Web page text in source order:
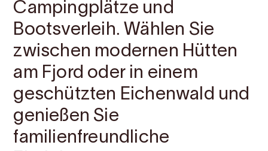
Campingplätze und
Bootsverleih. Wählen Sie
zwischen modernen Hütten
am Fjord oder in einem
geschützten Eichenwald und
genießen Sie
familienfreundliche